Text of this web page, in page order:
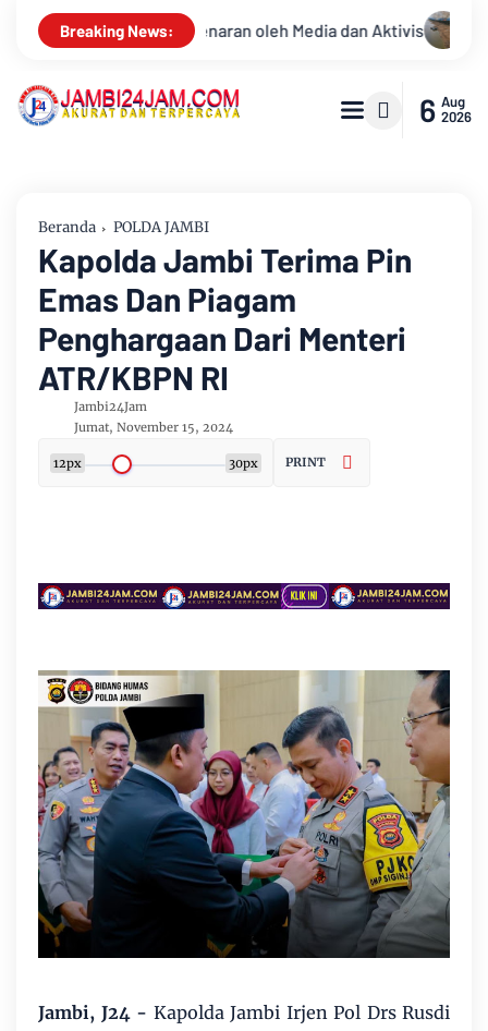
Breaking News:
Kemarau Memuncak, Debit Sungai Batanghari
6 Aug
2026
Beranda POLDA JAMBI
Kapolda Jambi Terima Pin
Emas Dan Piagam
Penghargaan Dari Menteri
ATR/KBPN RI
Jambi24Jam
Jumat, November 15, 2024
12px 30px PRINT
Jambi, J24 - Kapolda Jambi Irjen Pol Drs Rusdi